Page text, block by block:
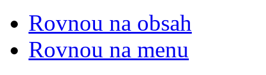
Rovnou na obsah
Rovnou na menu